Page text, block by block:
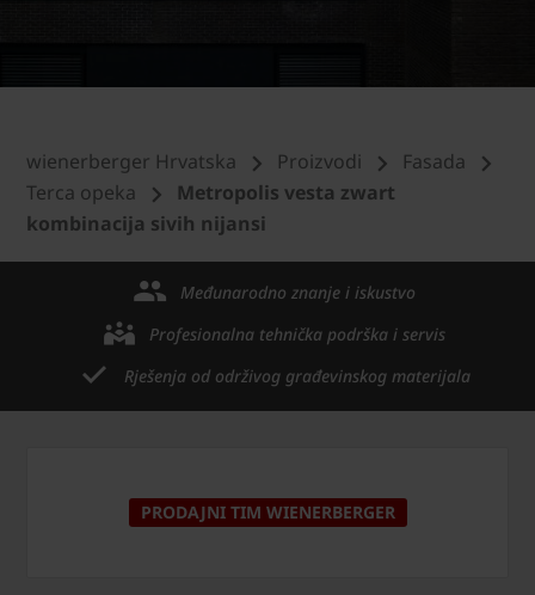
wienerberger Hrvatska Proizvodi
Fasada
Terca opeka
Metropolis vesta zwart
kombinacija sivih nijansi
Međunarodno znanje i iskustvo
Profesionalna tehnička podrška i servis
Rješenja od održivog građevinskog materijala
PRODAJNI TIM WIENERBERGER